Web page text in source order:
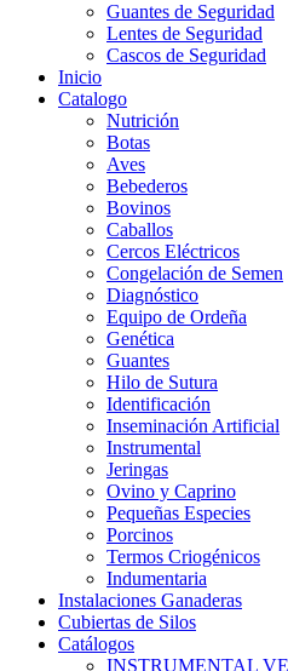
Guantes de Seguridad
Lentes de Seguridad
Cascos de Seguridad
Inicio
Catalogo
Nutrición
Botas
Aves
Bebederos
Bovinos
Caballos
Cercos Eléctricos
Congelación de Semen
Diagnóstico
Equipo de Ordeña
Genética
Guantes
Hilo de Sutura
Identificación
Inseminación Artificial
Instrumental
Jeringas
Ovino y Caprino
Pequeñas Especies
Porcinos
Termos Criogénicos
Indumentaria
Instalaciones Ganaderas
Cubiertas de Silos
Catálogos
INSTRUMENTAL